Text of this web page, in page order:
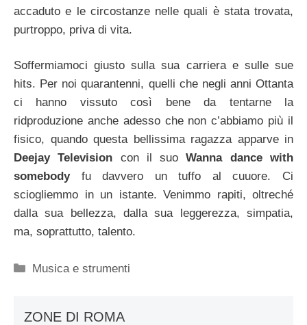
accaduto e le circostanze nelle quali è stata trovata,
purtroppo, priva di vita.
Soffermiamoci giusto sulla sua carriera e sulle sue
hits. Per noi quarantenni, quelli che negli anni Ottanta
ci hanno vissuto così bene da tentarne la
ridproduzione anche adesso che non c’abbiamo più il
fisico, quando questa bellissima ragazza apparve in
Deejay Television con il suoWanna dance with
somebodyfu davvero un tuffo al cuuore. Ci
sciogliemmo in un istante. Venimmo rapiti, oltreché
dalla sua bellezza, dalla sua leggerezza, simpatia,
ma, soprattutto, talento.
Categorie
Musica e strumenti
ZONE DI ROMA